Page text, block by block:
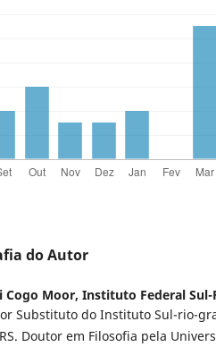
do Autor
Cogo Moor, Instituto Federal Sul-
Substituto do Instituto Sul-rio-
Doutor em Filosofia pela